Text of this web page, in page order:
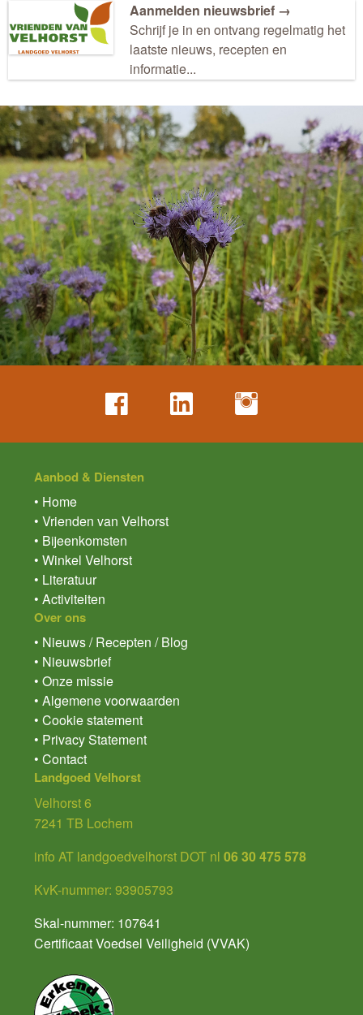
Aanmelden nieuwsbrief →
Schrijf je in en ontvang regelmatig het
laatste nieuws, recepten en
informatie...
Aanbod & Diensten
• Home
• Vrienden van Velhorst
• Bijeenkomsten
• Winkel Velhorst
• Literatuur
• Activiteiten
Over ons
• Nieuws / Recepten / Blog
• Nieuwsbrief
• Onze missie
• Algemene voorwaarden
• Cookie statement
• Privacy Statement
• Contact
Landgoed Velhorst
Velhorst 6
7241 TB Lochem
info AT landgoedvelhorst DOT nl 06 30 475 578
KvK-nummer: 93905793
Skal-nummer: 107641
Certificaat Voedsel Veiligheid (VVAK)